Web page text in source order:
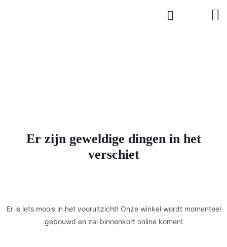
Er zijn geweldige dingen in het
verschiet
Er is iets moois in het vooruitzicht! Onze winkel wordt momenteel
gebouwd en zal binnenkort online komen!